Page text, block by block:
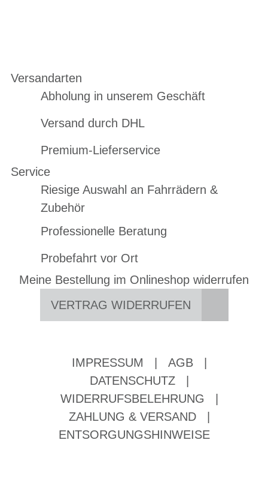
Versandarten
Abholung in unserem Geschäft
Versand durch DHL
Premium-Lieferservice
Service
Riesige Auswahl an Fahrrädern &
Zubehör
Professionelle Beratung
Probefahrt vor Ort
Meine Bestellung im Onlineshop widerrufen
VERTRAG WIDERRUFEN
IMPRESSUM AGB
DATENSCHUTZ
WIDERRUFSBELEHRUNG
ZAHLUNG & VERSAND
ENTSORGUNGSHINWEISE